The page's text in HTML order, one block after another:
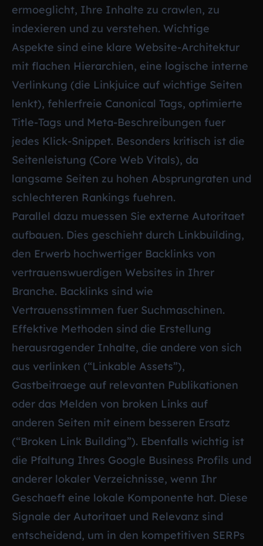
ermoeglicht, Ihre Inhalte zu crawlen, zu
indexieren und zu verstehen. Wichtige
Aspekte sind eine klare Website-Architektur
mit flachen Hierarchien, eine logische interne
Verlinkung (die Linkjuice auf wichtige Seiten
lenkt), fehlerfreie Canonical Tags, optimierte
Title-Tags und Meta-Beschreibungen fuer
jedes Klick-Snippet. Besonders kritisch ist die
Seitenleistung (Core Web Vitals), da
langsame Seiten zu hohen Absprungraten und
schlechteren Rankings fuehren.
Parallel dazu muessen Sie externe Autoritaet
aufbauen. Dies geschieht durch Linkbuilding,
den Erwerb hochwertiger Backlinks von
vertrauenswuerdigen Websites in Ihrer
Branche. Backlinks sind wie
Vertrauensstimmen fuer Suchmaschinen.
Effektive Methoden sind die Erstellung
herausragender Inhalte, die andere von sich
aus verlinken (“Linkable Assets”),
Gastbeitraege auf relevanten Publikationen
oder das Melden von broken Links auf
anderen Seiten mit einem besseren Ersatz
(“Broken Link Building”). Ebenfalls wichtig ist
die Pfaltung Ihres Google Business Profils und
anderer lokaler Verzeichnisse, wenn Ihr
Geschaeft eine lokale Komponente hat. Diese
Signale der Autoritaet und Relevanz sind
entscheidend, um in den kompetitiven SERPs